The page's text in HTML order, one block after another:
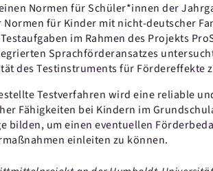
Normen für Schüler*innen der
für Kinder mit nicht-deutscher
im Rahmen des Projekts
Sprachförderansatzes
des Testinstruments für Fördereffekte
Testverfahren wird eine reliable
Fähigkeiten bei Kindern im
bilden, um einen eventuellen
einleiten zu können.